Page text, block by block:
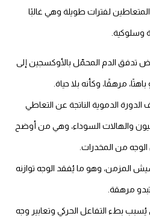
لفترات طويلة وهي غالبًا
الدم المحمّل بالأوكسجين إلى
مرهقًا، وكأنه بلا حياة.
الدموية الناتجة عن التعاطي
والهالات السوداء، وهي من أوضح
من المخدرات.
وهو ما يُفقد الوجه توازنه
مرهقة.
بطء التفاعل الحركي وتعابير وجه